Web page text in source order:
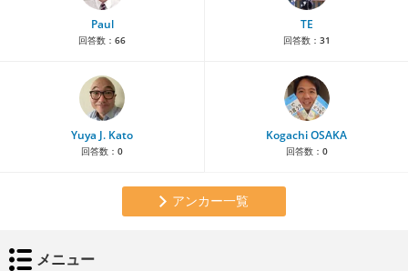
Paul
回答数： 66
TE
回答数： 31
Yuya J. Kato
回答数： 0
Kogachi OSAKA
回答数： 0
アンカー一覧
メニュー